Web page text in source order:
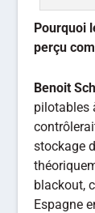
blackout,
Espagne
réseau.
Chine ou
réseau
C’est